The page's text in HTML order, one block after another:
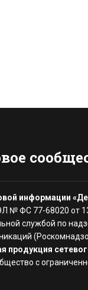
информации
№ ФС 77-68020 от
службой по
продукция
с